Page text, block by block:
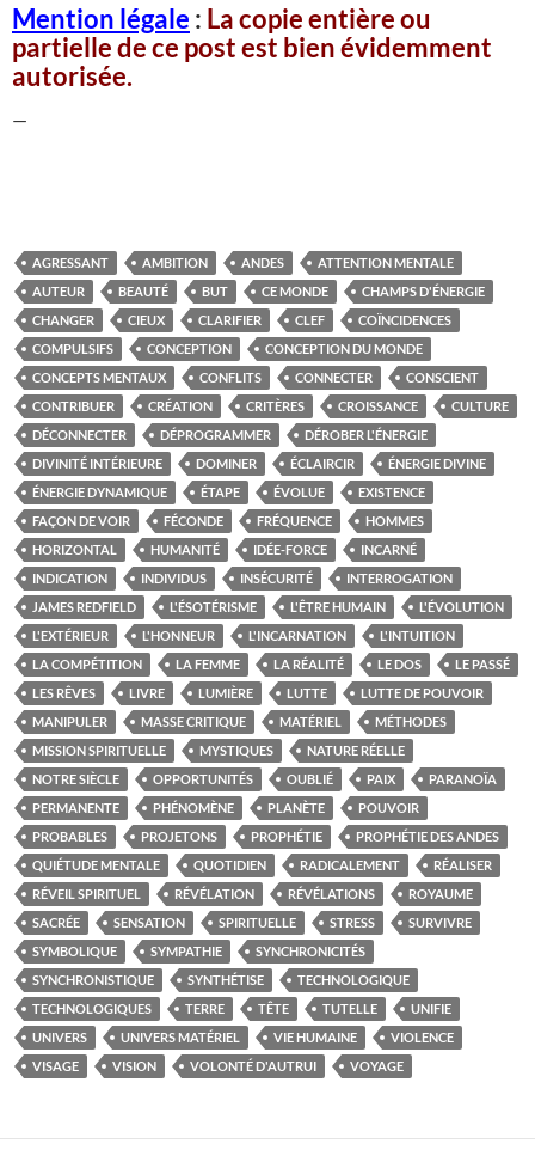
Mention légale : La copie entière ou
partielle de ce post est bien évidemment
autorisée.
—
AGRESSANT AMBITION ANDES
ATTENTION MENTALE
AUTEUR
BEAUTÉ BUT CE MONDE
CHAMPS D'ÉNERGIE
CHANGER
CIEUX CLARIFIER CLEF
COÏNCIDENCES
COMPULSIFS
CONCEPTION
CONCEPTION DU MONDE
CONCEPTS MENTAUX
CONFLITS CONNECTER
CONSCIENT
CONTRIBUER
CRÉATION CRITÈRES CROISSANCE
CULTURE
DÉCONNECTER
DÉPROGRAMMER
DÉROBER L'ÉNERGIE
DIVINITÉ INTÉRIEURE
DOMINER ÉCLAIRCIR
ÉNERGIE DIVINE
ÉNERGIE DYNAMIQUE
ÉTAPE ÉVOLUE
EXISTENCE
FAÇON DE VOIR
FÉCONDE FRÉQUENCE
HOMMES
HORIZONTAL
HUMANITÉ IDÉE-FORCE
INCARNÉ
INDICATION
INDIVIDUS INSÉCURITÉ
INTERROGATION
JAMES REDFIELD
L'ÉSOTÉRISME L'ÊTRE HUMAIN
L'ÉVOLUTION
L'EXTÉRIEUR
L'HONNEUR L'INCARNATION
L'INTUITION
LA COMPÉTITION
LA FEMME LA RÉALITÉ LE DOS
LE PASSÉ
LES RÊVES
LIVRE LUMIÈRE LUTTE
LUTTE DE POUVOIR
MANIPULER
MASSE CRITIQUE MATÉRIEL
MÉTHODES
MISSION SPIRITUELLE
MYSTIQUES
NATURE RÉELLE
NOTRE SIÈCLE
OPPORTUNITÉS OUBLIÉ PAIX
PARANOÏA
PERMANENTE
PHÉNOMÈNE PLANÈTE
POUVOIR
PROBABLES
PROJETONS PROPHÉTIE
PROPHÉTIE DES ANDES
QUIÉTUDE MENTALE
QUOTIDIEN RADICALEMENT
RÉALISER
RÉVEIL SPIRITUEL
RÉVÉLATION RÉVÉLATIONS
ROYAUME
SACRÉE
SENSATION SPIRITUELLE STRESS
SURVIVRE
SYMBOLIQUE
SYMPATHIE
SYNCHRONICITÉS
SYNCHRONISTIQUE
SYNTHÉTISE
TECHNOLOGIQUE
TECHNOLOGIQUES
TERRE TÊTE TUTELLE
UNIFIE
UNIVERS
UNIVERS MATÉRIEL VIE HUMAINE
VIOLENCE
VISAGE
VISION VOLONTÉ D'AUTRUI VOYAGE